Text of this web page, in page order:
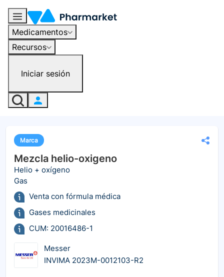
Medicamentos
Recursos
Iniciar sesión
Marca
Mezcla helio-oxigeno
Helio + oxígeno
Gas
Venta con fórmula médica
Gases medicinales
CUM: 20016486-1
Messer
INVIMA 2023M-0012103-R2